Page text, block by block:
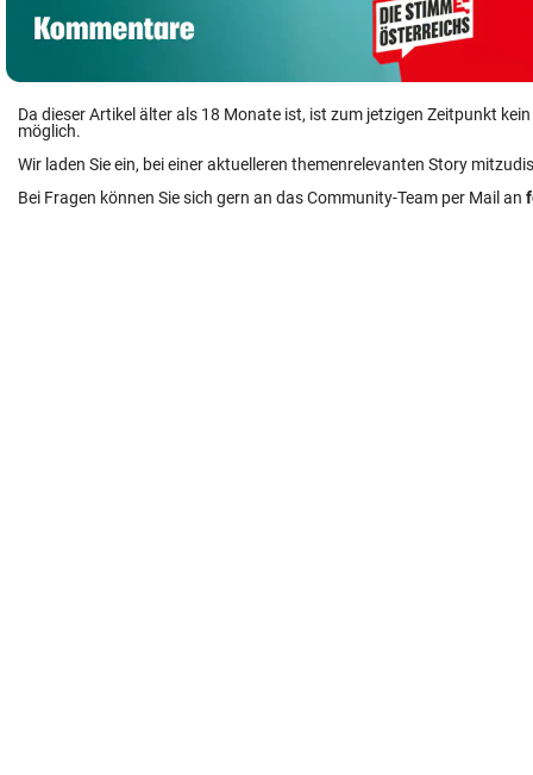
Da dieser Artikel älter als 18 Monate ist, ist zum jetzigen Zeitpunkt
möglich.
Wir laden Sie ein, bei einer aktuelleren themenrelevanten Story
Bei Fragen können Sie sich gern an das Community-Team per Mail an